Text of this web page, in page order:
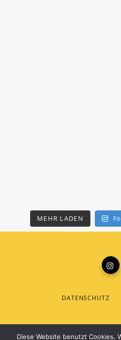
MEHR LADEN
DATENSCHUTZ
Diese Website benutzt Cookies.